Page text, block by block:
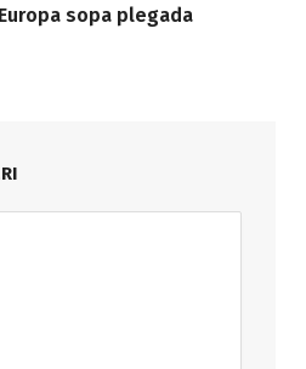
sopa plegada